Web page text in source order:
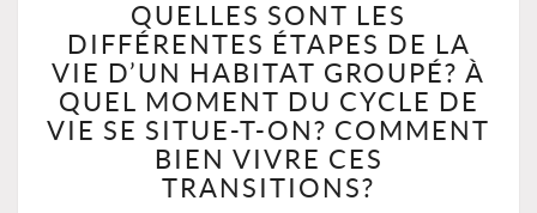
SONT
LES
DIFFÉRENTES
ÉTAPES
DE
LA
VIE
D’UN
QUELLES SONT LES
DIFFÉRENTES ÉTAPES DE LA
VIE D’UN HABITAT GROUPÉ? À
QUEL MOMENT DU CYCLE DE
VIE SE SITUE-T-ON? COMMENT
BIEN VIVRE CES
TRANSITIONS?